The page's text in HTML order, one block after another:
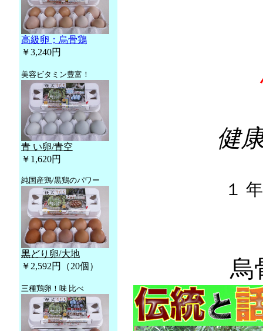
高級卵；烏骨鶏
￥3,240円
美容ビタミン豊富！
青 い卵/青空
￥1,620円
純国産鶏/黒鶏のパワー
黒どり卵/大地
￥2,592円（20個）
三種鶏卵！味 比べ
健
１
烏